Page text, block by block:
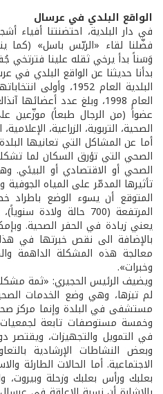
الواقع البلدي في عرسال
في دار البلدية، احتضنتنا أفياء
فضّلنا لقاء «الريّس باسل» (كما
وَسَناً بدأ يرخي ثقله علينا فترتخي
بدأنا حديثنا عن الواقع البلدي
البلدية العام 1952،
عضواً (من الرجال طبعاً) موزّعين
الصحية، التربوية، الزراعية،
أما عن المشاكل التي تعانيها
الصحي التي تؤرق السكان لما
الصحي أو الاقتصادي أو البيئي.
تأثيرها المدمّر على المياه
المتوقع أن يسوء الوضع باطراد
المرتفعة (700 حالة
يعني زيادة في الحفر الصحية.
بالإضافة الى نقص خبرتها في
معالجة هذه المشكلة الداهمة
وخبرات».
ويضيف الرئيس الحجيري: «ثمة
لم تبزها، وهي وضع الخدمات
مستشفى في البلدة وإنما مركز
وخمسة مستوصفات تابعة
في التمويل والتجهيزات، ويقتصر
وبعض النشاطات الإرشادية
الاجتماعية. أما الحالات
بعلبك ورأس بعلبك وزحلة